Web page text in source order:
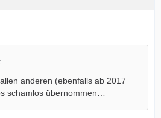
anderen (ebenfalls ab 2017
schamlos übernommen…